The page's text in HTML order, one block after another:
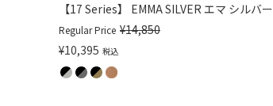
【17 Series】 EMMA SILVER エマ シルバー
Regular Price ¥14,850
¥10,395 税込